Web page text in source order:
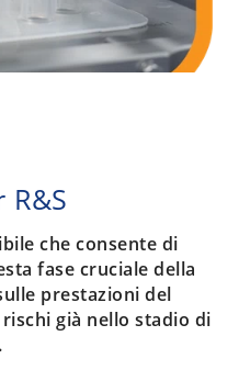
che consente di
fase cruciale della
prestazioni del
già nello stadio di